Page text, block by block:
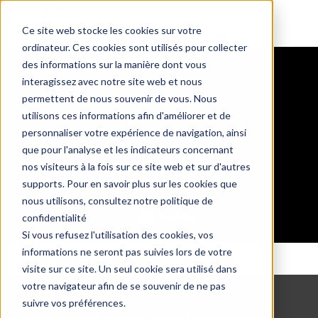
Ce site web stocke les cookies sur votre
ordinateur. Ces cookies sont utilisés pour collecter
des informations sur la manière dont vous
interagissez avec notre site web et nous
permettent de nous souvenir de vous. Nous
utilisons ces informations afin d'améliorer et de
personnaliser votre expérience de navigation, ainsi
que pour l'analyse et les indicateurs concernant
nos visiteurs à la fois sur ce site web et sur d'autres
supports. Pour en savoir plus sur les cookies que
nous utilisons, consultez notre politique de
confidentialité
Si vous refusez l'utilisation des cookies, vos
informations ne seront pas suivies lors de votre
visite sur ce site. Un seul cookie sera utilisé dans
votre navigateur afin de se souvenir de ne pas
suivre vos préférences.